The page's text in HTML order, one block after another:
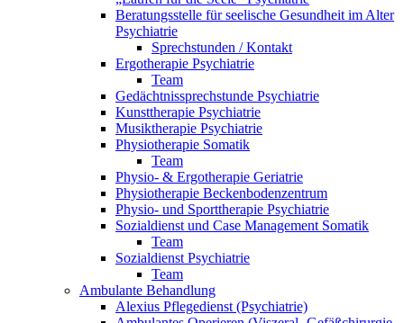
Beratungsstelle für seelische Gesundheit im Alter
Psychiatrie
Sprechstunden / Kontakt
Ergotherapie Psychiatrie
Team
Gedächtnissprechstunde Psychiatrie
Kunsttherapie Psychiatrie
Musiktherapie Psychiatrie
Physiotherapie Somatik
Team
Physio- & Ergotherapie Geriatrie
Physiotherapie Beckenbodenzentrum
Physio- und Sporttherapie Psychiatrie
Sozialdienst und Case Management Somatik
Team
Sozialdienst Psychiatrie
Team
Ambulante Behandlung
Alexius Pflegedienst (Psychiatrie)